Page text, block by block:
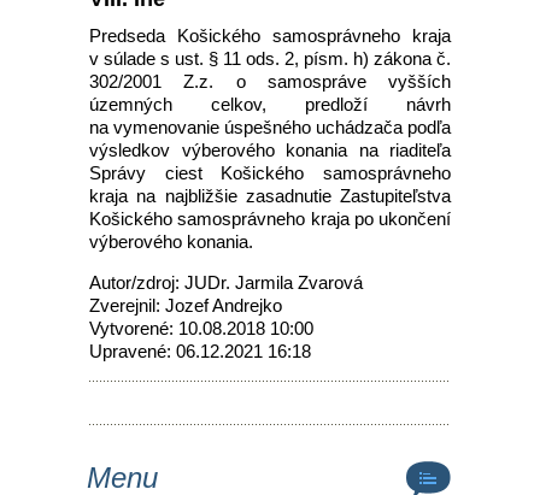
Predseda Košického samosprávneho kraja
v súlade s ust. § 11 ods. 2, písm. h) zákona č.
302/2001 Z.z. o samospráve vyšších
územných celkov, predloží návrh
na vymenovanie úspešného uchádzača podľa
výsledkov výberového konania na riaditeľa
Správy ciest Košického samosprávneho
kraja na najbližšie zasadnutie Zastupiteľstva
Košického samosprávneho kraja po ukončení
výberového konania.
Autor/zdroj: JUDr. Jarmila Zvarová
Zverejnil: Jozef Andrejko
Vytvorené: 10.08.2018 10:00
Upravené: 06.12.2021 16:18
Menu